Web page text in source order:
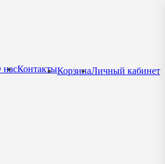
насКонтактыКорзинаЛичный кабинет